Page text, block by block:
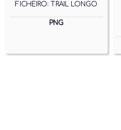
FICHEIRO: TRAIL LONGO
PNG